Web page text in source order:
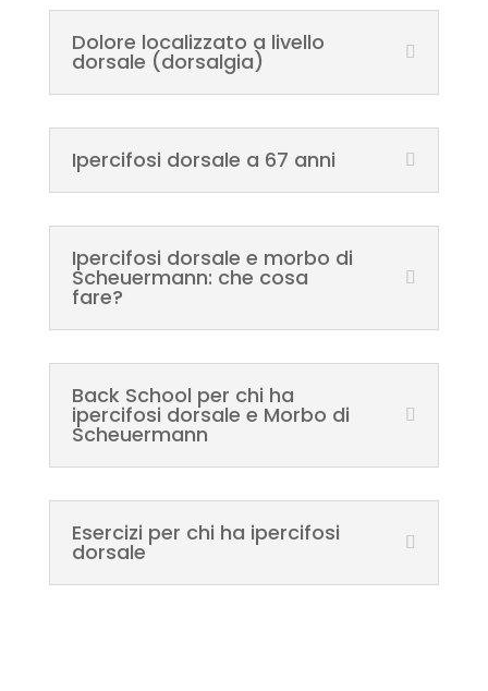
Dolore localizzato a livello
dorsale (dorsalgia)
Ipercifosi dorsale a 67 anni
Ipercifosi dorsale e morbo di
Scheuermann: che cosa
fare?
Back School per chi ha
ipercifosi dorsale e Morbo di
Scheuermann
Esercizi per chi ha ipercifosi
dorsale